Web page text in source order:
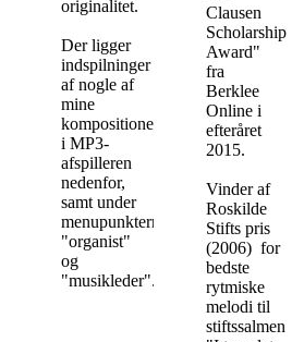
originalitet.
Der ligger
indspilninger
af nogle af
mine
kompositioner
i MP3-
afspilleren
nedenfor,
samt under
menupunkterne
"organist"
og
"musikleder".
Clausen
Scholarship
Award"
fra
Berklee
Online i
efteråret
2015.
Vinder af
Roskilde
Stifts pris
(2006) for
bedste
rytmiske
melodi til
stiftssalmen